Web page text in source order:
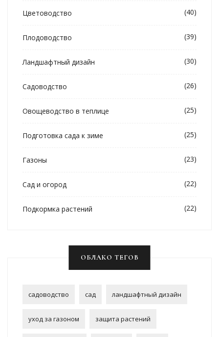
Цветоводство (40)
Плодоводство (39)
Ландшафтный дизайн (30)
Садоводство (26)
Овощеводство в теплице (25)
Подготовка сада к зиме (25)
Газоны (23)
Сад и огород (22)
Подкормка растений (22)
ОБЛАКО ТЕГОВ
садоводство сад ландшафтный дизайн
уход за газоном защита растений